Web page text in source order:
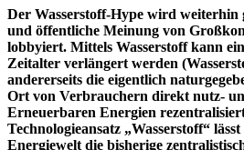
Der Wasserstoff-Hype wird weiterhin
und öffentliche Meinung von
lobbyiert. Mittels Wasserstoff kann
Zeitalter verlängert werden
andererseits die eigentlich
Ort von Verbrauchern direkt nutz-
Erneuerbaren Energien
Technologieansatz „Wasserstoff“
Energiewelt die bisherige